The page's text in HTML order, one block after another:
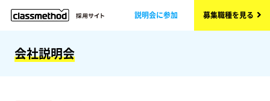
説明会に参加 募集職種を見る
会社説明会